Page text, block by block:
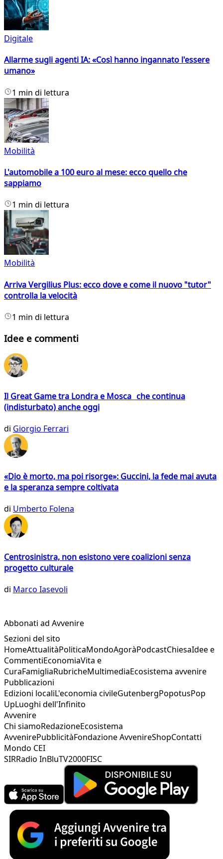
Digitale
Allarme sugli agenti IA: «Così hanno ingannato l'essere
umano»
1 min di lettura
Mobilità
L'automobile a 100 euro al mese: ecco quello che
sappiamo
1 min di lettura
Mobilità
Arriva Vergilius Plus: ecco dove e come il nuovo "tutor"
controlla la velocità
1 min di lettura
Idee e commenti
Il Great Game tra Londra e Mosca che continua
(indisturbato) anche oggi
di Giorgio Ferrari
«Dio è morto, ma poi risorge»: Guccini, la fede mai avuta
e la speranza sempre coltivata
di Umberto Folena
Centrosinistra, non esistono vere coalizioni senza
progetto culturale
di Marco Iasevoli
Abbonati ad Avvenire
Sezioni del sito
HomeAttualitàPoliticaMondoAgoràPodcastChiesaIdee e
CommentiEconomiaVita e
CuraFamigliaRubricheMultimediaEcosistema avvenire
Pubblicazioni
Edizioni localiL'economia civileGutenbergPopotusPop
UpLuoghi dell'Infinito
Avvenire
Chi siamoRedazioneEcosistema
AvvenirePubblicitàFondazione AvvenireShopContatti
Mondo CEI
SIRRadio InBluTV2000FISC